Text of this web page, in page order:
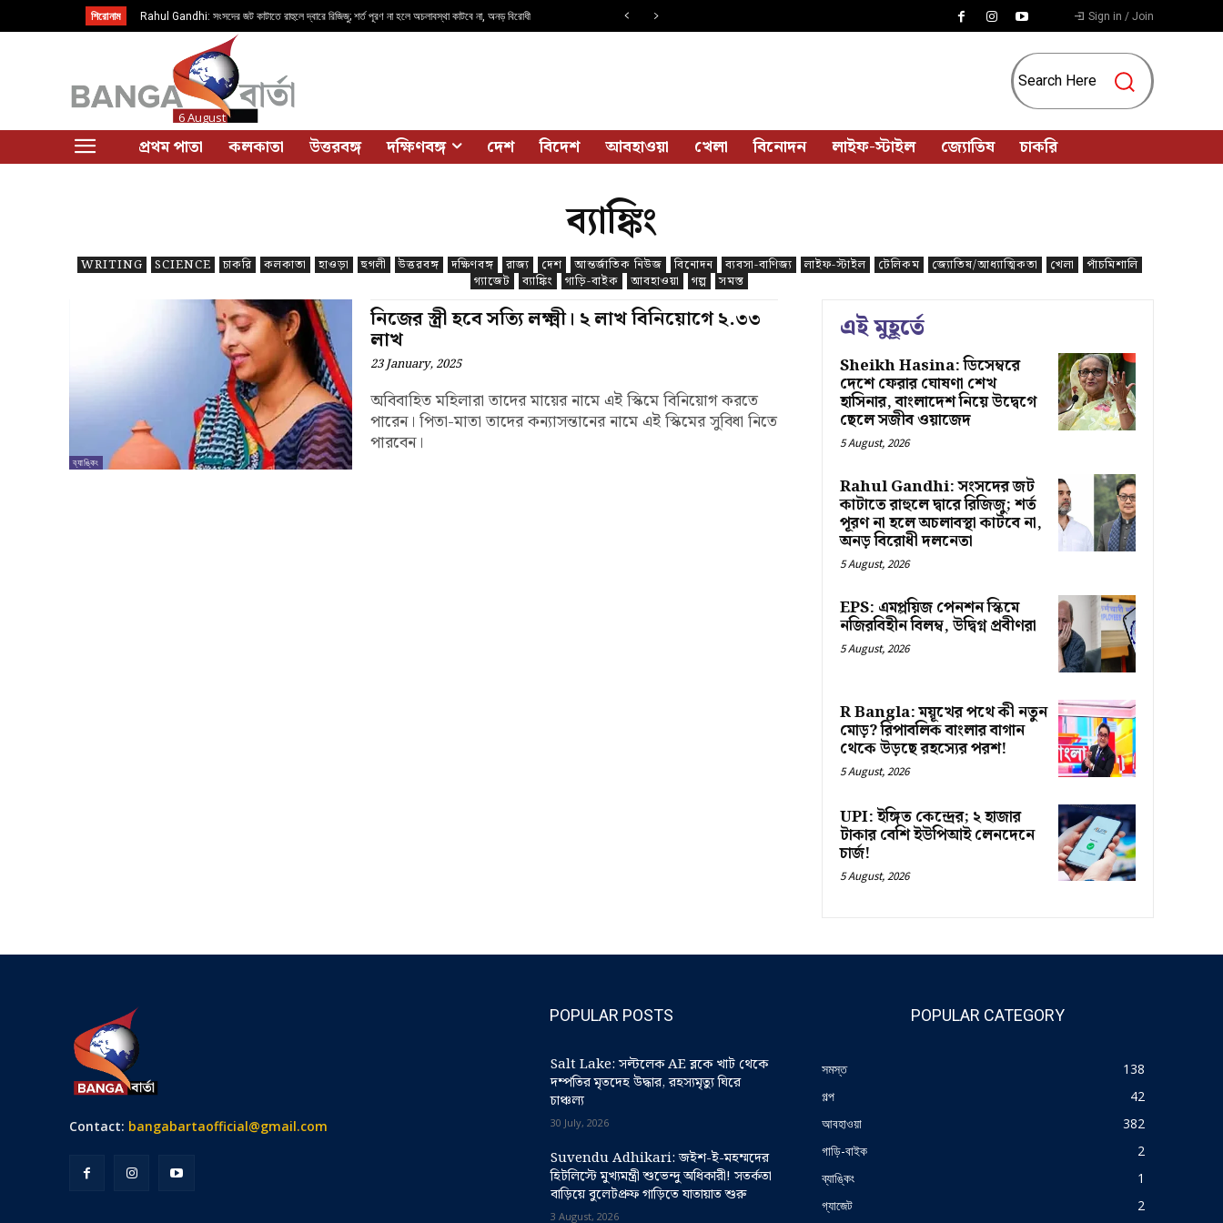
শিরোনাম
Rahul Gandhi: সংসদের জট কাটাতে রাহুলে দ্বারে রিজিজু; শর্ত পূরণ না হলে অচলাবস্থা কাটবে না, অনড় বিরোধী
Sign in / Join
6 August
Search Here
প্রথম পাতা কলকাতা উত্তরবঙ্গ দক্ষিণবঙ্গ দেশ বিদেশ আবহাওয়া খেলা বিনোদন লাইফ-স্টাইল জ্যোতিষ চাকরি
ব্যাঙ্কিং
WRITING SCIENCE চাকরি কলকাতা হাওড়া হুগলী উত্তরবঙ্গ দক্ষিণবঙ্গ রাজ্য দেশ আন্তর্জাতিক নিউজ বিনোদন ব্যবসা-বাণিজ্য লাইফ-স্টাইল টেলিকম জ্যোতিষ/আধ্যাত্মিকতা খেলা
পাঁচমিশালি
গ্যাজেট
ব্যাঙ্কিং গাড়ি-বাইক আবহাওয়া গল্প সমস্ত
ব্যাঙ্কিং
নিজের স্ত্রী হবে সত্যি লক্ষ্মী। ২ লাখ বিনিয়োগে ২.৩৩
লাখ
23 January, 2025
অবিবাহিত মহিলারা তাদের মায়ের নামে এই স্কিমে বিনিয়োগ করতে
পারেন। পিতা-মাতা তাদের কন্যাসন্তানের নামে এই স্কিমের সুবিধা নিতে
পারবেন।
এই মুহূর্তে
Sheikh Hasina: ডিসেম্বরে
দেশে ফেরার ঘোষণা শেখ
হাসিনার, বাংলাদেশ নিয়ে উদ্বেগে
ছেলে সজীব ওয়াজেদ
5 August, 2026
Rahul Gandhi: সংসদের জট
কাটাতে রাহুলে দ্বারে রিজিজু; শর্ত
পূরণ না হলে অচলাবস্থা কাটবে না,
অনড় বিরোধী দলনেতা
5 August, 2026
EPS: এমপ্লয়িজ পেনশন স্কিমে
নজিরবিহীন বিলম্ব, উদ্বিগ্ন প্রবীণরা
5 August, 2026
R Bangla: ময়ূখের পথে কী নতুন
মোড়? রিপাবলিক বাংলার বাগান
থেকে উড়ছে রহস্যের পরশ!
5 August, 2026
UPI: ইঙ্গিত কেন্দ্রের; ২ হাজার
টাকার বেশি ইউপিআই লেনদেনে
চার্জ!
5 August, 2026
Contact: bangabartaofficial@gmail.com
POPULAR POSTS
Salt Lake: সল্টলেক AE ব্লকে খাট থেকে
দম্পতির মৃতদেহ উদ্ধার, রহস্যমৃত্যু ঘিরে
চাঞ্চল্য
30 July, 2026
Suvendu Adhikari: জইশ-ই-মহম্মদের
হিটলিস্টে মুখ্যমন্ত্রী শুভেন্দু অধিকারী! সতর্কতা
বাড়িয়ে বুলেটপ্রুফ গাড়িতে যাতায়াত শুরু
3 August, 2026
POPULAR CATEGORY
সমস্ত
138
গল্প
42
আবহাওয়া
382
গাড়ি-বাইক
2
ব্যাঙ্কিং
1
গ্যাজেট
2